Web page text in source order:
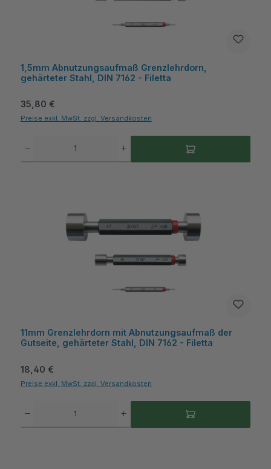
1,5mm Abnutzungsaufmaß Grenzlehrdorn,
gehärteter Stahl, DIN 7162 - Filetta
Regulärer Preis:
35,80 €
Preise exkl. MwSt. zzgl. Versandkosten
11mm Grenzlehrdorn mit Abnutzungsaufmaß der
Gutseite, gehärteter Stahl, DIN 7162 - Filetta
Regulärer Preis:
18,40 €
Preise exkl. MwSt. zzgl. Versandkosten